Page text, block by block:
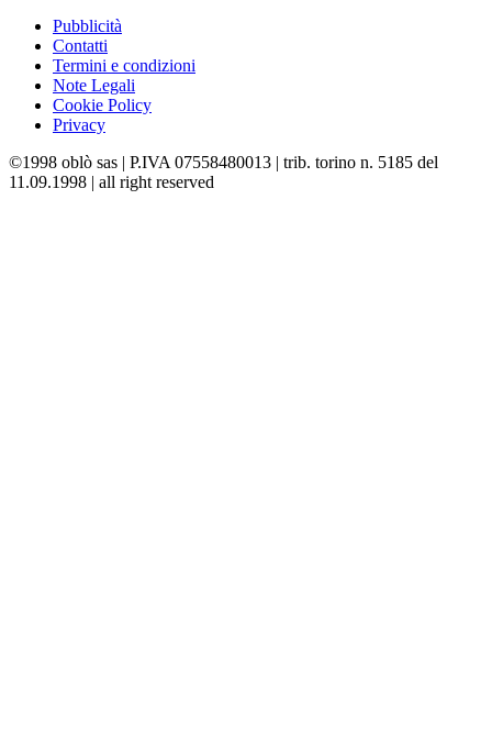
Pubblicità
Contatti
Termini e condizioni
Note Legali
Cookie Policy
Privacy
©1998 oblò sas | P.IVA 07558480013 | trib. torino n. 5185 del
11.09.1998 | all right reserved